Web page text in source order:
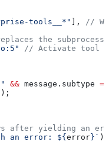
tools__*" ],
//
the
// Activate tool
&& message . subtype
);
after yielding an
an error: ${ error } ` );